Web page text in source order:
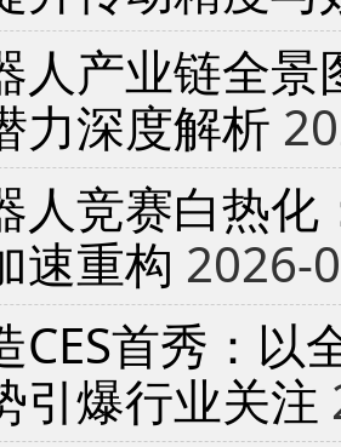
人产业链全
力深度解析
人竞赛白热
速重构 2026-
CES首秀：以
引爆行业关注